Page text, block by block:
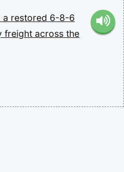
a restored 6-8-6
freight across the